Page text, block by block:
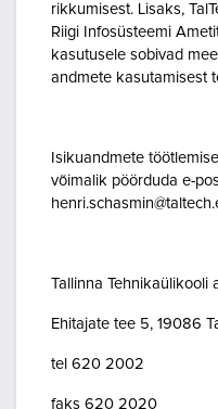
rikkumisest. Lisaks,
Riigi Infosüsteemi
kasutusele sobivad
andmete kasutamisest
Isikuandmete
võimalik pöörduda e-
Tallinna Tehnikaülikooli
Ehitajate tee 5, 19086
tel 620 2002
faks 620 2020